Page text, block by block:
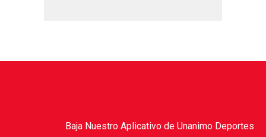
Baja Nuestro Aplicativo de Unanimo Deportes